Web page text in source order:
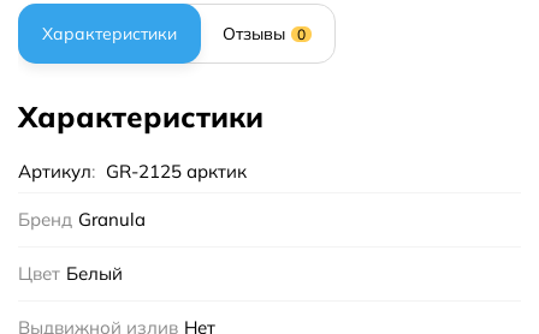
Характеристики Отзывы 0
Характеристики
Артикул: GR-2125 арктик
Бренд Granula
Цвет Белый
Выдвижной излив Нет